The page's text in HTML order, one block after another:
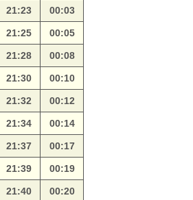
21:23 00:03
21:25 00:05
21:28 00:08
21:30 00:10
21:32 00:12
21:34 00:14
21:37 00:17
21:39 00:19
21:40 00:20